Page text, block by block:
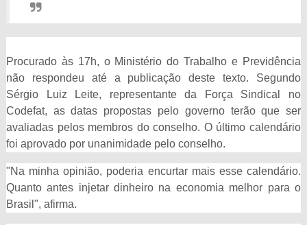
Procurado às 17h, o Ministério do Trabalho e Previdência
não respondeu até a publicação deste texto. Segundo
Sérgio Luiz Leite, representante da Força Sindical no
Codefat, as datas propostas pelo governo terão que ser
avaliadas pelos membros do conselho. O último calendário
foi aprovado por unanimidade pelo conselho.
"Na minha opinião, poderia encurtar mais esse calendário.
Quanto antes injetar dinheiro na economia melhor para o
Brasil", afirma.